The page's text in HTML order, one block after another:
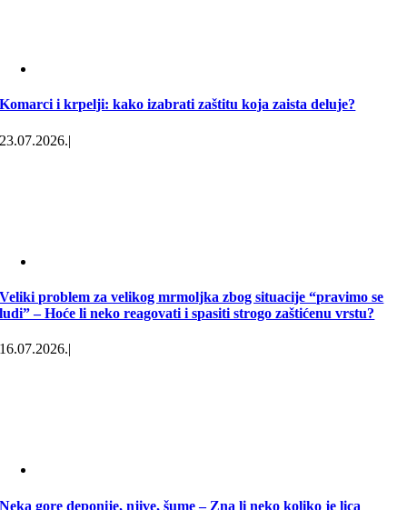
Komarci i krpelji: kako izabrati zaštitu koja zaista deluje?
23.07.2026.|
Veliki problem za velikog mrmoljka zbog situacije “pravimo se
ludi” – Hoće li neko reagovati i spasiti strogo zaštićenu vrstu?
16.07.2026.|
Neka gore deponije, njive, šume – Zna li neko koliko je lica